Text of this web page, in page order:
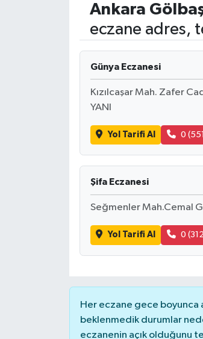
Ankara
eczane adres,
Günya Eczanesi
Kızılcaşar Mah. Zafer
YANI
Yol Tarifi Al 0
Şifa Eczanesi
Seğmenler Mah.Cemal
Yol Tarifi Al 0
Her eczane gece boyunca
beklenmedik durumlar
eczanenin açık olduğunu